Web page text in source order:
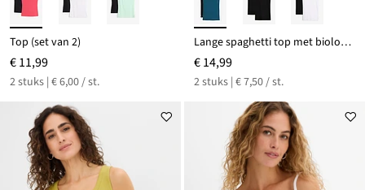
Top (set van 2)
€ 11,99
2 stuks | € 6,00 / st.
Lange spaghetti top met biologisch katoen (set van 2)
€ 14,99
2 stuks | € 7,50 / st.